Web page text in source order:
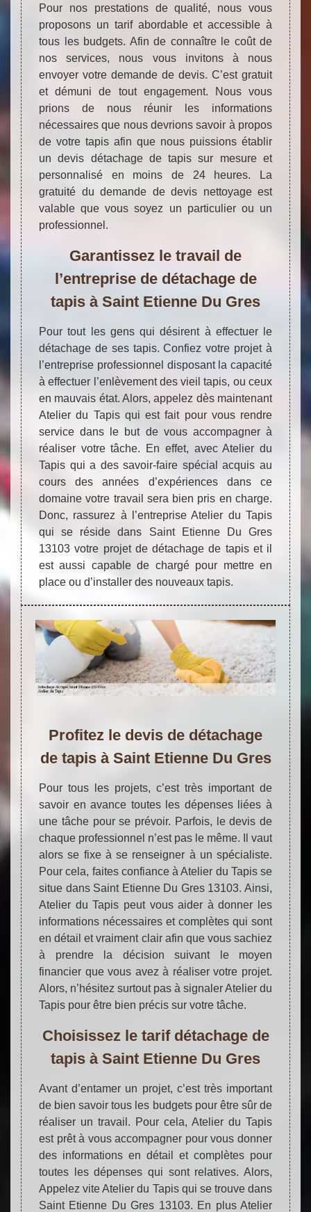
Pour nos prestations de qualité, nous vous
proposons un tarif abordable et accessible à
tous les budgets. Afin de connaître le coût de
nos services, nous vous invitons à nous
envoyer votre demande de devis. C’est gratuit
et démuni de tout engagement. Nous vous
prions de nous réunir les informations
nécessaires que nous devrions savoir à propos
de votre tapis afin que nous puissions établir
un devis détachage de tapis sur mesure et
personnalisé en moins de 24 heures. La
gratuité du demande de devis nettoyage est
valable que vous soyez un particulier ou un
professionnel.
Garantissez le travail de
l’entreprise de détachage de
tapis à Saint Etienne Du Gres
Pour tout les gens qui désirent à effectuer le
détachage de ses tapis. Confiez votre projet à
l’entreprise professionnel disposant la capacité
à effectuer l’enlèvement des vieil tapis, ou ceux
en mauvais état. Alors, appelez dès maintenant
Atelier du Tapis qui est fait pour vous rendre
service dans le but de vous accompagner à
réaliser votre tâche. En effet, avec Atelier du
Tapis qui a des savoir-faire spécial acquis au
cours des années d’expériences dans ce
domaine votre travail sera bien pris en charge.
Donc, rassurez à l’entreprise Atelier du Tapis
qui se réside dans Saint Etienne Du Gres
13103 votre projet de détachage de tapis et il
est aussi capable de chargé pour mettre en
place ou d’installer des nouveaux tapis.
Profitez le devis de détachage
de tapis à Saint Etienne Du Gres
Pour tous les projets, c’est très important de
savoir en avance toutes les dépenses liées à
une tâche pour se prévoir. Parfois, le devis de
chaque professionnel n’est pas le même. Il vaut
alors se fixe à se renseigner à un spécialiste.
Pour cela, faites confiance à Atelier du Tapis se
situe dans Saint Etienne Du Gres 13103. Ainsi,
Atelier du Tapis peut vous aider à donner les
informations nécessaires et complètes qui sont
en détail et vraiment clair afin que vous sachiez
à prendre la décision suivant le moyen
financier que vous avez à réaliser votre projet.
Alors, n’hésitez surtout pas à signaler Atelier du
Tapis pour être bien précis sur votre tâche.
Choisissez le tarif détachage de
tapis à Saint Etienne Du Gres
Avant d’entamer un projet, c’est très important
de bien savoir tous les budgets pour être sûr de
réaliser un travail. Pour cela, Atelier du Tapis
est prêt à vous accompagner pour vous donner
des informations en détail et complètes pour
toutes les dépenses qui sont relatives. Alors,
Appelez vite Atelier du Tapis qui se trouve dans
Saint Etienne Du Gres 13103. En plus Atelier